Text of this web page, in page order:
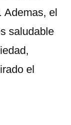
Ademas, el
saludable
el